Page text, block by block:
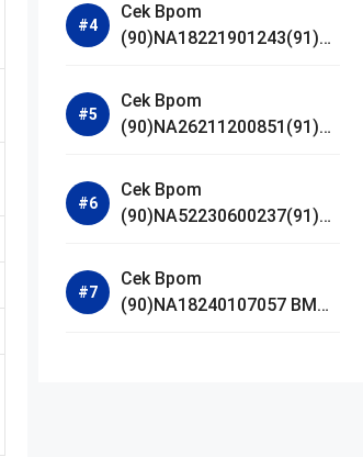
Cek Bpom
(90)NA18221901243(91)25
Serum
Cek Bpom
(90)NA26211200851(91)24
Madagascar Centella
Ampoule Foam
Cek Bpom
(90)NA52230600237(91)09
De Parfum
Cek Bpom
(90)NA18240107057 BMG